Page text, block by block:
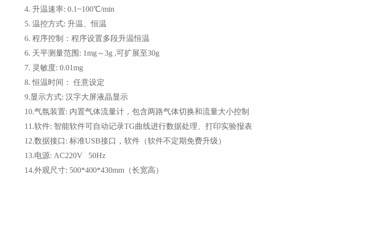
4. 升温速率: 0.1~100℃/min
5. 温控方式: 升温、恒温
6. 程序控制：程序设置多段升温恒温
6. 天平测量范围: 1mg～3g ,可扩展至30g
7. 灵敏度: 0.01mg
8. 恒温时间： 任意设定
9.显示方式: 汉字大屏液晶显示
10.气氛装置: 内置气体流量计，包含两路气体切换和流量大小控制
11.软件: 智能软件可自动记录TG曲线进行数据处理、打印实验报表
12.数据接口: 标准USB接口，软件（软件不定期免费升级）
13.电源: AC220V 50Hz
14.外观尺寸: 500*400*430mm（长宽高）